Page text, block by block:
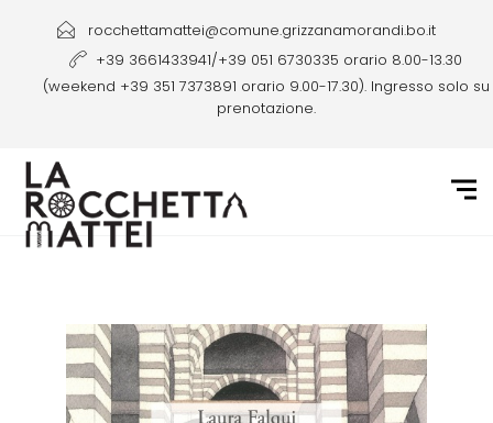
rocchettamattei@comune.grizzanamorandi.bo.it
+39 3661433941/+39 051 6730335 orario 8.00-13.30
(weekend +39 351 7373891 orario 9.00-17.30). Ingresso solo su
prenotazione.